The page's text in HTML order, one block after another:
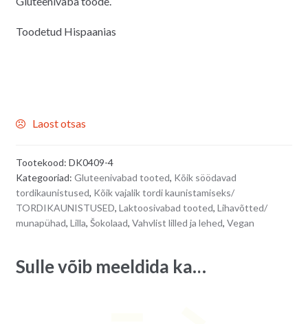
Toodetud Hispaanias
Laost otsas
Tootekood: DK0409-4
Kategooriad: Gluteenivabad tooted, Kõik söödavad
tordikaunistused, Kõik vajalik tordi kaunistamiseks/
TORDIKAUNISTUSED, Laktoosivabad tooted, Lihavõtted/
munapühad, Lilla, Šokolaad, Vahvlist lilled ja lehed, Vegan
Sulle võib meeldida ka…